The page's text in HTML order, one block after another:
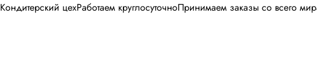
Кондитерский цехРаботаем круглосуточноПринимаем заказы со всего